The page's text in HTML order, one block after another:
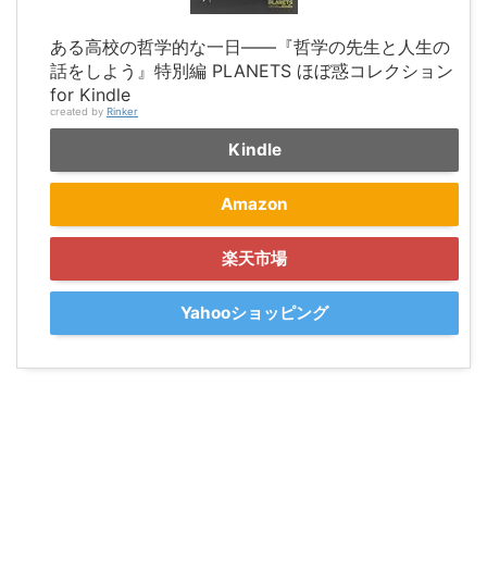
ある高校の哲学的な一日――『哲学の先生と人生の
話をしよう』特別編 PLANETS ほぼ惑コレクション
for Kindle
created by Rinker
Kindle
Amazon
楽天市場
Yahooショッピング